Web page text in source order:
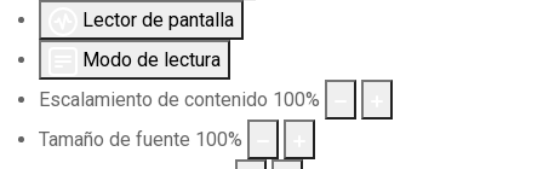
Lector de pantalla
Modo de lectura
Escalamiento de contenido 100%
Tamaño de fuente 100%